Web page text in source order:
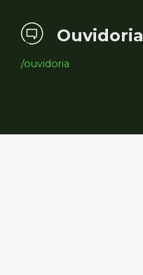
Ouvidoria
/ouvidoria